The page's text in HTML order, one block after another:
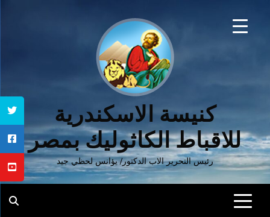
كنيسة الاسكندرية
للاقباط الكاثوليك بمصر
رئيس التحرير الاب الدكتور/ يؤانس لحظي جيد